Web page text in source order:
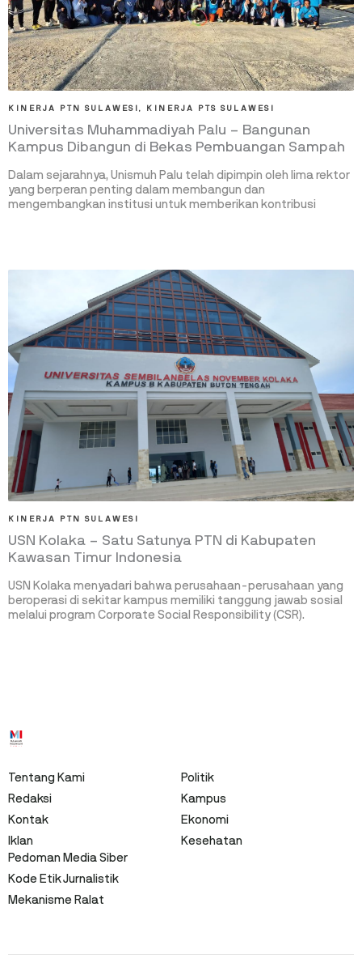
KINERJA PTN SULAWESI , KINERJA PTS SULAWESI
Universitas Muhammadiyah Palu – Bangunan
Kampus Dibangun di Bekas Pembuangan Sampah
Dalam sejarahnya, Unismuh Palu telah dipimpin oleh lima rektor
yang berperan penting dalam membangun dan
mengembangkan institusi untuk memberikan kontribusi
KINERJA PTN SULAWESI
USN Kolaka – Satu Satunya PTN di Kabupaten
Kawasan Timur Indonesia
USN Kolaka menyadari bahwa perusahaan-perusahaan yang
beroperasi di sekitar kampus memiliki tanggung jawab sosial
melalui program Corporate Social Responsibility (CSR).
Tentang Kami
Redaksi
Kontak
Iklan
Politik
Kampus
Ekonomi
Kesehatan
Pedoman Media Siber
Kode Etik Jurnalistik
Mekanisme Ralat